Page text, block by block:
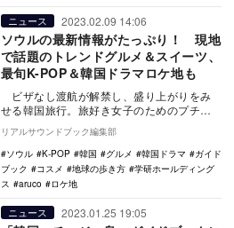
ニュース 2023.02.09 14:06
ソウルの最新情報がたっぷり！ 現地
で話題のトレンドグルメ＆スイーツ、
最旬K-POP＆韓国ドラマロケ地も
ビザなし渡航が解禁し、盛り上がりをみ
せる韓国旅行。旅好き女子のためのプチ冒
険応援ガイド「地球の歩き方aruco」から、
コロ…
リアルサウンドブック編集部
ソウル
K-POP 韓国 グルメ 韓国ドラマ
ガイド
ブック
コスメ 地球の歩き方
学研ホールディング
ス
aruco ロケ地
ニュース 2023.01.25 19:05